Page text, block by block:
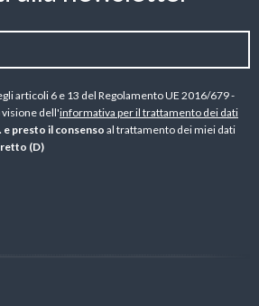
articoli 6 e 13 del Regolamento UE 2016/679 -
visione dell'informativa per il trattamento dei dati
e presto il consenso al trattamento dei miei dati
(D)